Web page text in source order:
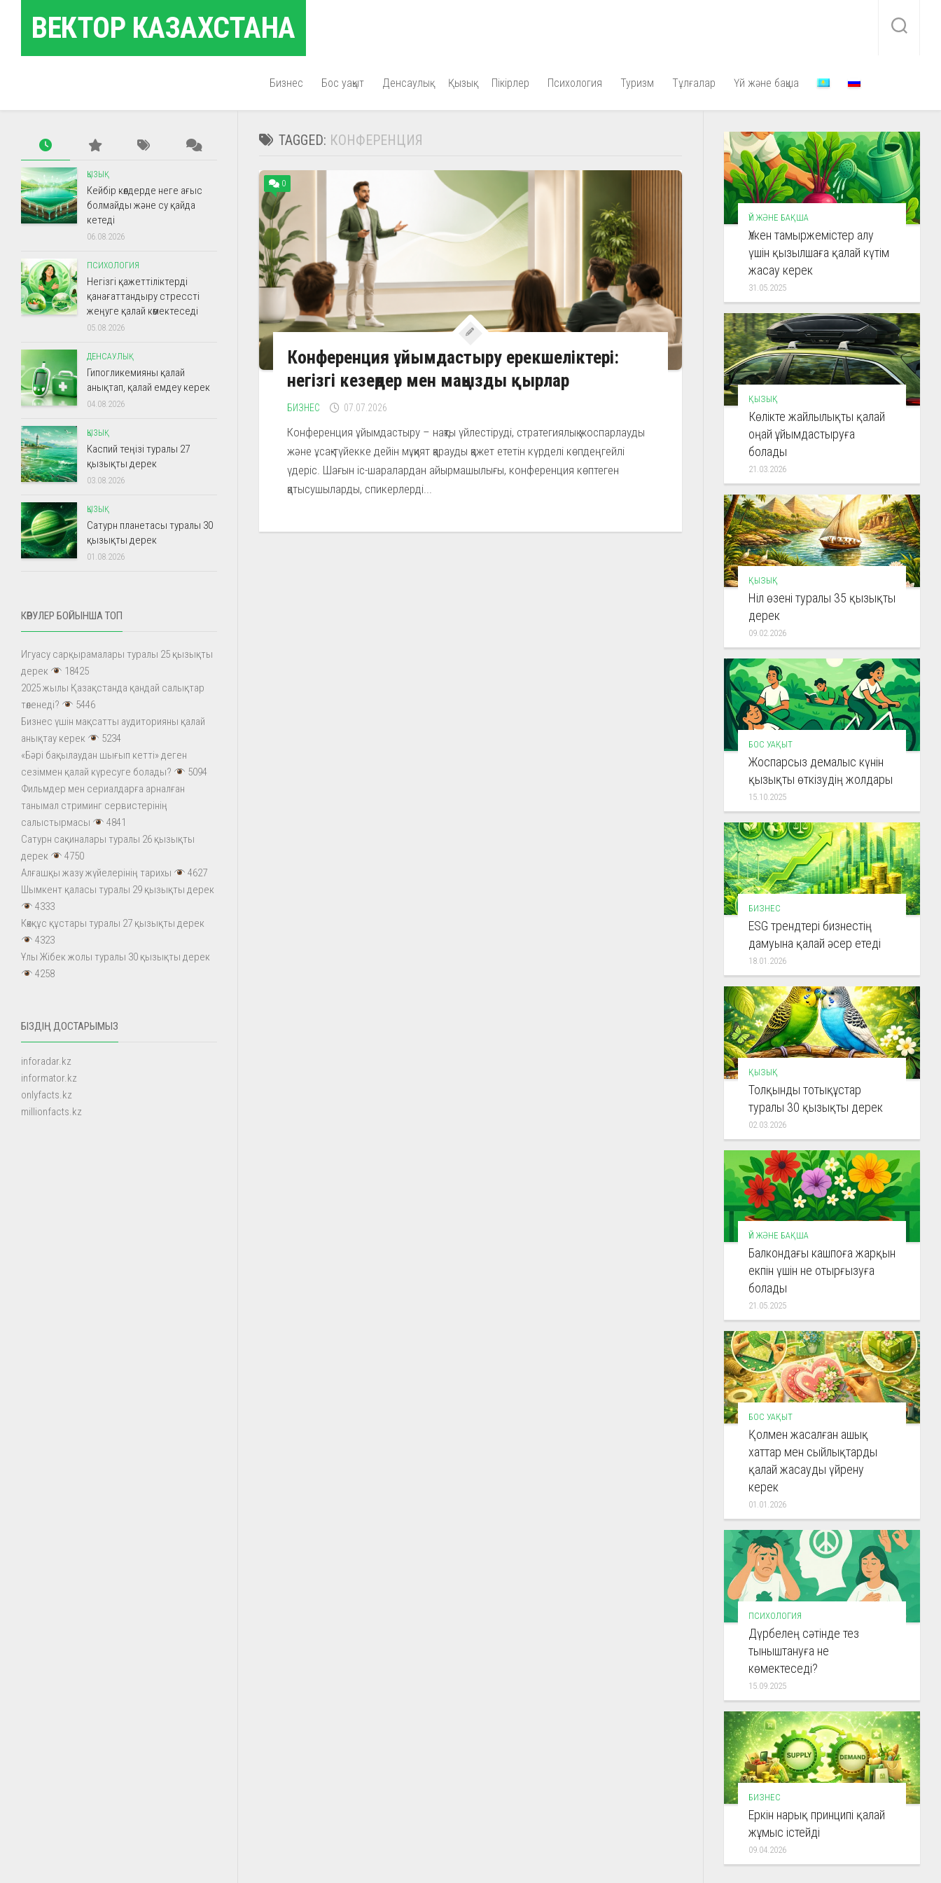
contentВЕКТОР КАЗАХСТАНА
Бизнес Бос уақыт Денсаулық Қызық Пікірлер Психология Туризм Тұлғалар Үй және бақша
TAGGED: КОНФЕРЕНЦИЯ
0
Конференция ұйымдастыру ерекшеліктері:
негізгі кезеңдер мен маңызды қырлар
БИЗНЕС 07.07.2026
Конференция ұйымдастыру – нақты үйлестіруді, стратегиялық жоспарлауды
және ұсақ-түйекке дейін мұқият қарауды қажет ететін күрделі көпдеңгейлі
үдеріс. Шағын іс-шаралардан айырмашылығы, конференция көптеген
қатысушыларды, спикерлерді...
ҚЫЗЫҚ
Кейбір көлдерде неге ағыс
болмайды және су қайда
кетеді
06.08.2026
ПСИХОЛОГИЯ
Негізгі қажеттіліктерді
қанағаттандыру стрессті
жеңуге қалай көмектеседі
05.08.2026
ДЕНСАУЛЫҚ
Гипогликемияны қалай
анықтап, қалай емдеу керек
04.08.2026
ҚЫЗЫҚ
Каспий теңізі туралы 27
қызықты дерек
03.08.2026
ҚЫЗЫҚ
Сатурн планетасы туралы 30
қызықты дерек
01.08.2026
КӨРУЛЕР БОЙЫНША ТОП
Игуасу сарқырамалары туралы 25 қызықты
дерек
18425
2025 жылы Қазақстанда қандай салықтар
төленеді?
5446
Бизнес үшін мақсатты аудиторияны қалай
анықтау керек
5234
«Бәрі бақылаудан шығып кетті» деген
сезіммен қалай күресуге болады?
5094
Фильмдер мен сериалдарға арналған
танымал стриминг сервистерінің
салыстырмасы
4841
Сатурн сақиналары туралы 26 қызықты
дерек
4750
Алғашқы жазу жүйелерінің тарихы
4627
Шымкент қаласы туралы 29 қызықты дерек
4333
Көкқұс құстары туралы 27 қызықты дерек
4323
Ұлы Жібек жолы туралы 30 қызықты дерек
4258
БІЗДІҢ ДОСТАРЫМЫЗ
inforadar.kz
informator.kz
onlyfacts.kz
millionfacts.kz
ҮЙ ЖӘНЕ БАҚША
Үлкен тамыржемістер алу
үшін қызылшаға қалай күтім
жасау керек
31.05.2025
ҚЫЗЫҚ
Көлікте жайлылықты қалай
оңай ұйымдастыруға
болады
21.03.2026
ҚЫЗЫҚ
Ніл өзені туралы 35 қызықты
дерек
09.02.2026
БОС УАҚЫТ
Жоспарсыз демалыс күнін
қызықты өткізудің жолдары
15.10.2025
БИЗНЕС
ESG трендтері бизнестің
дамуына қалай әсер етеді
18.01.2026
ҚЫЗЫҚ
Толқынды тотықұстар
туралы 30 қызықты дерек
02.03.2026
ҮЙ ЖӘНЕ БАҚША
Балкондағы кашпоға жарқын
екпін үшін не отырғызуға
болады
21.05.2025
БОС УАҚЫТ
Қолмен жасалған ашық
хаттар мен сыйлықтарды
қалай жасауды үйрену
керек
01.01.2026
ПСИХОЛОГИЯ
Дүрбелең сәтінде тез
тыныштануға не
көмектеседі?
15.09.2025
БИЗНЕС
Еркін нарық принципі қалай
жұмыс істейді
09.04.2026